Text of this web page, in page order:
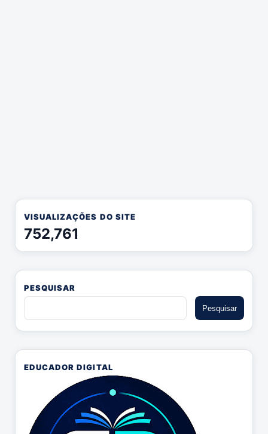
VISUALIZAÇÕES DO SITE
752,761
PESQUISAR
EDUCADOR DIGITAL